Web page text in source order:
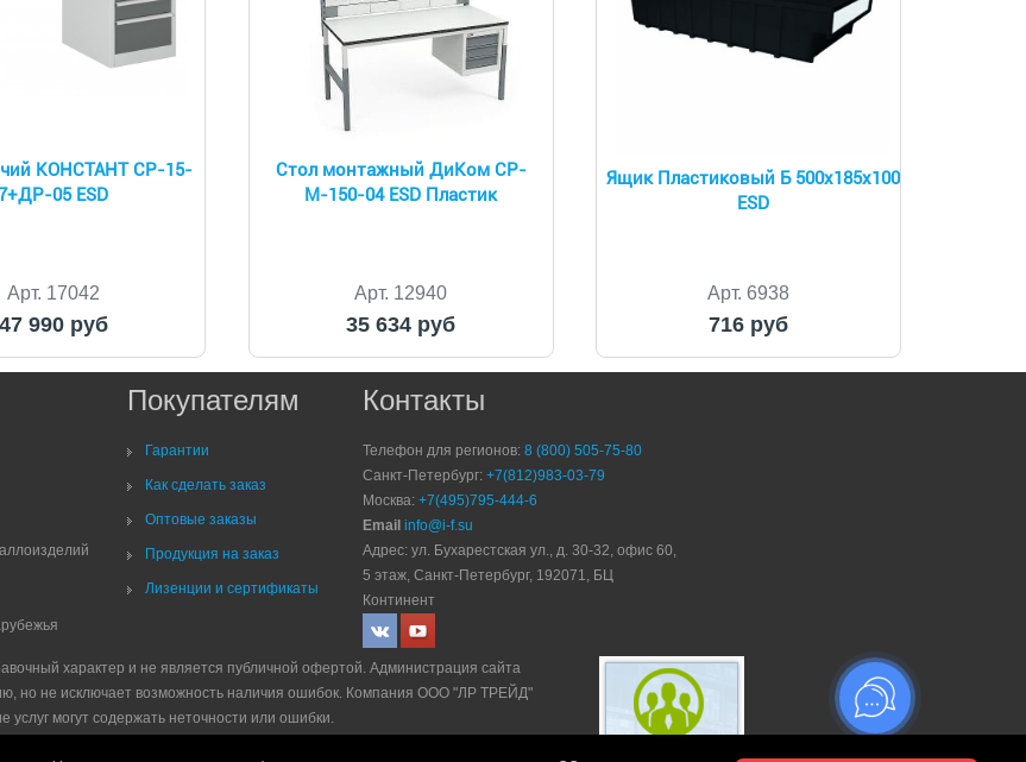
КОНСТАНТ СР-15-
05 ESD
Арт. 17042
47 990 руб
Стол монтажный ДиКом СР-
М-150-04 ESD Пластик
Арт. 12940
35 634 руб
Ящик Пластиковый Б 500х185х100
ESD
Арт. 6938
716 руб
Покупателям
Гарантии
Как сделать заказ
Оптовые заказы
Продукция на заказ
Лизенции и сертификаты
Контакты
Телефон для регионов:8 (800) 505-75-80
Санкт-Петербург:+7(812)983-03-79
Москва:+7(495)795-444-6
Email info@i-f.su
Адрес: ул. Бухарестская ул., д. 30-32, офис 60,
5 этаж, Санкт-Петербург, 192071, БЦ
Континент
характер и не является публичной офертой. Администрация сайта
но не исключает возможность наличия ошибок. Компания ООО "ЛР ТРЕЙД"
услуг могут содержать неточности или ошибки.